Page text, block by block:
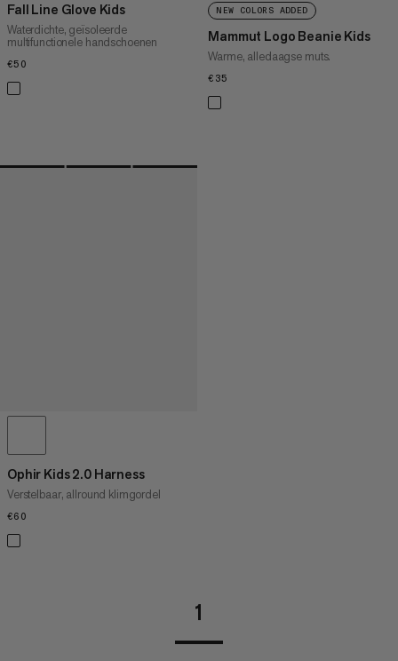
Fall Line Glove Kids
Waterdichte, geïsoleerde
multifunctionele handschoenen
€50
NEW COLORS ADDED
Mammut Logo Beanie Kids
Warme, alledaagse muts.
€35
Ophir Kids 2.0 Harness
Verstelbaar, allround klimgordel
€60
1